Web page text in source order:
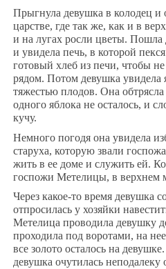
Прыгнула девушка в колодец и
царстве, где так же, как и в
и на лугах росли цветы. Пошла
и увидела печь, в которой
готовый хлеб из печи, чтобы
рядом. Потом девушка
тяжестью плодов. Она
одного яблока не осталось, и
кучу.
Немного погодя она увидела
старуха, которую звали
жить в ее доме и служить ей.
госпожи Метелицы, в верхнем
Через какое-то время девушка
отпросилась у хозяйки
Метелица проводила девушку
проходила под воротами, на
все золото осталось на
девушка очутилась неподалеку